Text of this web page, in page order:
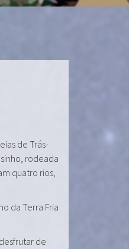
de Trás-
rodeada
quatro rios,
da Terra Fria
de